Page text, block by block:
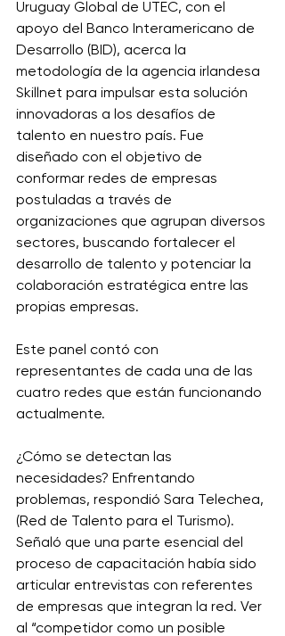
Uruguay Global de UTEC, con el
apoyo del Banco Interamericano de
Desarrollo (BID), acerca la
metodología de la agencia irlandesa
Skillnet para impulsar esta solución
innovadoras a los desafíos de
talento en nuestro país. Fue
diseñado con el objetivo de
conformar redes de empresas
postuladas a través de
organizaciones que agrupan diversos
sectores, buscando fortalecer el
desarrollo de talento y potenciar la
colaboración estratégica entre las
propias empresas.
Este panel contó con
representantes de cada una de las
cuatro redes que están funcionando
actualmente.
¿Cómo se detectan las
necesidades? Enfrentando
problemas, respondió Sara Telechea,
(Red de Talento para el Turismo).
Señaló que una parte esencial del
proceso de capacitación había sido
articular entrevistas con referentes
de empresas que integran la red. Ver
al “competidor como un posible